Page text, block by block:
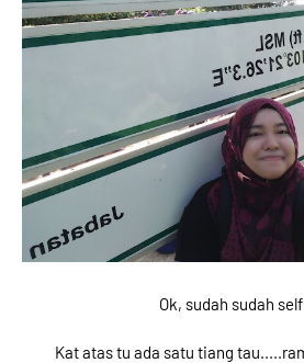
Ok, sudah sudah
Kat atas tu ada satu tiang